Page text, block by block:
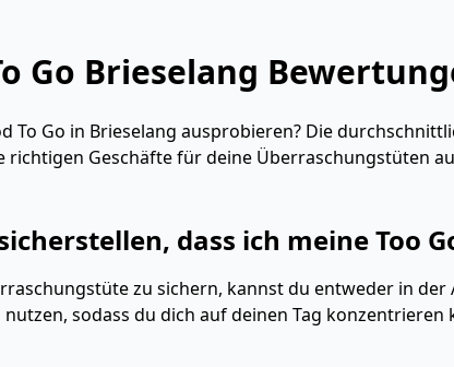
Go Brieselang
To Go in Brieselang ausprobieren? Die
richtigen Geschäfte für deine Überraschungstüten
dass ich meine Too
zu sichern, kannst du entweder in
sodass du dich auf deinen Tag